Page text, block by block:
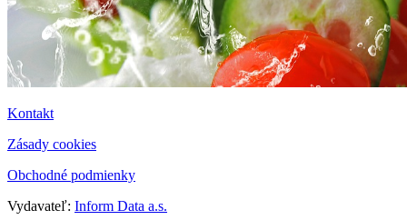
Kontakt
Zásady cookies
Obchodné podmienky
Vydavateľ: Inform Data a.s.